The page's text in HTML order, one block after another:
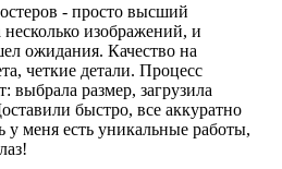
- просто высший
несколько изображений, и
ожидания. Качество на
четкие детали. Процесс
выбрала размер, загрузила
быстро, все аккуратно
у меня есть уникальные работы,